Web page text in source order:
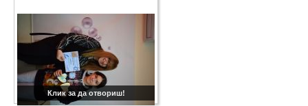
Клик за да отвориш!